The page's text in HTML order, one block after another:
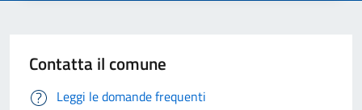
Contatta il comune
Leggi le domande frequenti